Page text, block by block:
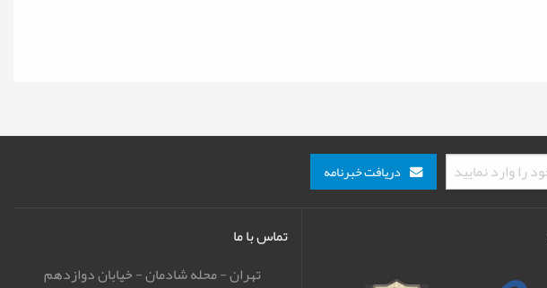
دریافت خبرنامه
تماس با ما
تهران - محله شادمان - خیابان دوازدهم